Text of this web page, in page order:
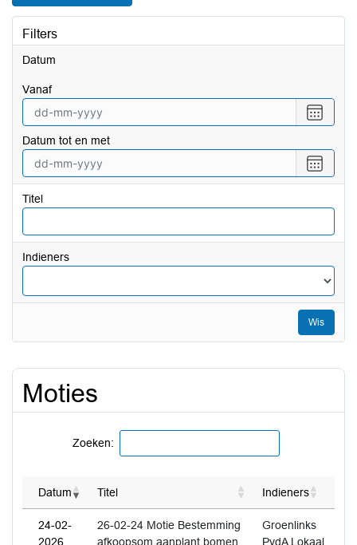
Filters
Datum
vanaf
een
vanaf
Datum tot en met
een
tot
met
Titel
Indieners
Wis
Moties
Zoeken:
Datum Titel Indieners
24-02-
2026
26-02-24 Motie Bestemming
afkoopsom aanplant bomen
Groenlinks
PvdA Lokaal